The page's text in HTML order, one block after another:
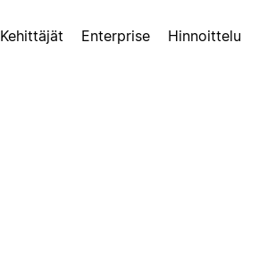
Kehittäjät Enterprise Hinnoittelu